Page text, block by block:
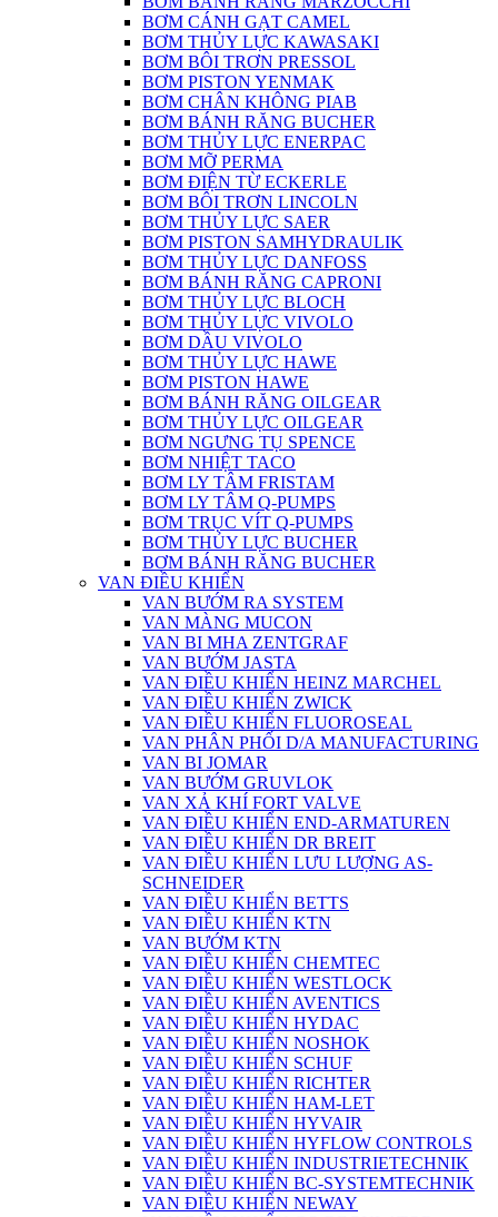
BƠM CÁNH GẠT CAMEL
BƠM THỦY LỰC KAWASAKI
BƠM BÔI TRƠN PRESSOL
BƠM PISTON YENMAK
BƠM CHÂN KHÔNG PIAB
BƠM BÁNH RĂNG BUCHER
BƠM THỦY LỰC ENERPAC
BƠM MỠ PERMA
BƠM ĐIỆN TỪ ECKERLE
BƠM BÔI TRƠN LINCOLN
BƠM THỦY LỰC SAER
BƠM PISTON SAMHYDRAULIK
BƠM THỦY LỰC DANFOSS
BƠM BÁNH RĂNG CAPRONI
BƠM THỦY LỰC BLOCH
BƠM THỦY LỰC VIVOLO
BƠM DẦU VIVOLO
BƠM THỦY LỰC HAWE
BƠM PISTON HAWE
BƠM BÁNH RĂNG OILGEAR
BƠM THỦY LỰC OILGEAR
BƠM NGƯNG TỤ SPENCE
BƠM NHIỆT TACO
BƠM LY TÂM FRISTAM
BƠM LY TÂM Q-PUMPS
BƠM TRỤC VÍT Q-PUMPS
BƠM THỦY LỰC BUCHER
BƠM BÁNH RĂNG BUCHER
VAN ĐIỀU KHIỂN
VAN BƯỚM RA SYSTEM
VAN MÀNG MUCON
VAN BI MHA ZENTGRAF
VAN BƯỚM JASTA
VAN ĐIỀU KHIỂN HEINZ MARCHEL
VAN ĐIỀU KHIỂN ZWICK
VAN ĐIỀU KHIỂN FLUOROSEAL
VAN PHÂN PHỐI D/A MANUFACTURING
VAN BI JOMAR
VAN BƯỚM GRUVLOK
VAN XẢ KHÍ FORT VALVE
VAN ĐIỀU KHIỂN END-ARMATUREN
VAN ĐIỀU KHIỂN DR BREIT
VAN ĐIỀU KHIỂN LƯU LƯỢNG AS-
SCHNEIDER
VAN ĐIỀU KHIỂN BETTS
VAN ĐIỀU KHIỂN KTN
VAN BƯỚM KTN
VAN ĐIỀU KHIỂN CHEMTEC
VAN ĐIỀU KHIỂN WESTLOCK
VAN ĐIỀU KHIỂN AVENTICS
VAN ĐIỀU KHIỂN HYDAC
VAN ĐIỀU KHIỂN NOSHOK
VAN ĐIỀU KHIỂN SCHUF
VAN ĐIỀU KHIỂN RICHTER
VAN ĐIỀU KHIỂN HAM-LET
VAN ĐIỀU KHIỂN HYVAIR
VAN ĐIỀU KHIỂN HYFLOW CONTROLS
VAN ĐIỀU KHIỂN INDUSTRIETECHNIK
VAN ĐIỀU KHIỂN BC-SYSTEMTECHNIK
VAN ĐIỀU KHIỂN NEWAY